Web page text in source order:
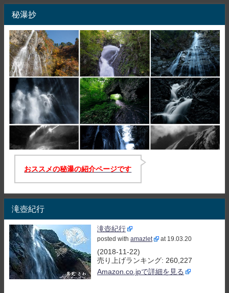
秘瀑抄
おススメの秘瀑の紹介ページです
滝壺紀行
滝壺紀行
posted with amazlet at 19.03.20
(2018-11-22)
売り上げランキング: 260,227
Amazon.co.jpで詳細を見る